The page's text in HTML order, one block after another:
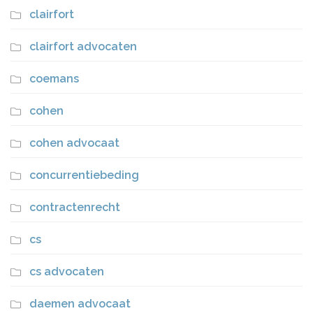
clairfort
clairfort advocaten
coemans
cohen
cohen advocaat
concurrentiebeding
contractenrecht
cs
cs advocaten
daemen advocaat